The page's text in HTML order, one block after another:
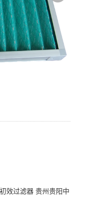
效过滤器 贵州贵阳中